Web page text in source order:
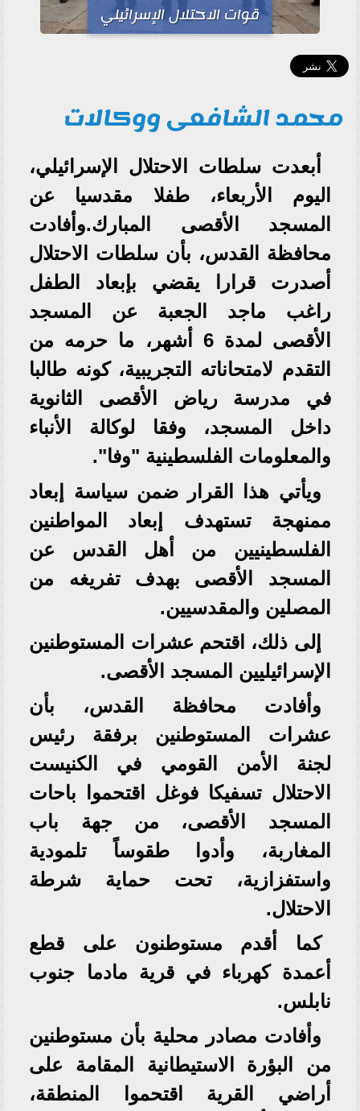
قوات الاحتلال الإسرائيلي
محمد الشافعى ووكالات
أبعدت سلطات الاحتلال الإسرائيلي،
اليوم الأربعاء، طفلا مقدسيا عن
المسجد الأقصى المبارك.وأفادت
محافظة القدس، بأن سلطات الاحتلال
أصدرت قرارا يقضي بإبعاد الطفل
راغب ماجد الجعبة عن المسجد
الأقصى لمدة 6 أشهر، ما حرمه من
التقدم لامتحاناته التجريبية، كونه طالبا
في مدرسة رياض الأقصى الثانوية
داخل المسجد، وفقا لوكالة الأنباء
والمعلومات الفلسطينية "وفا".
ويأتي هذا القرار ضمن سياسة إبعاد
ممنهجة تستهدف إبعاد المواطنين
الفلسطينيين من أهل القدس عن
المسجد الأقصى بهدف تفريغه من
المصلين والمقدسيين.
إلى ذلك، اقتحم عشرات المستوطنين
الإسرائيليين المسجد الأقصى.
وأفادت محافظة القدس، بأن
عشرات المستوطنين برفقة رئيس
لجنة الأمن القومي في الكنيست
الاحتلال تسفيكا فوغل اقتحموا باحات
المسجد الأقصى، من جهة باب
المغاربة، وأدوا طقوساً تلمودية
واستفزازية، تحت حماية شرطة
الاحتلال.
كما أقدم مستوطنون على قطع
أعمدة كهرباء في قرية مادما جنوب
نابلس.
وأفادت مصادر محلية بأن مستوطنين
من البؤرة الاستيطانية المقامة على
أراضي القرية اقتحموا المنطقة،